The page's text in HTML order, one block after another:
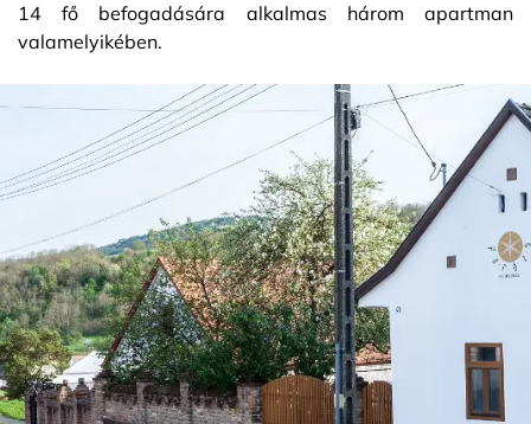
14 fő befogadására alkalmas három apartman
valamelyikében.